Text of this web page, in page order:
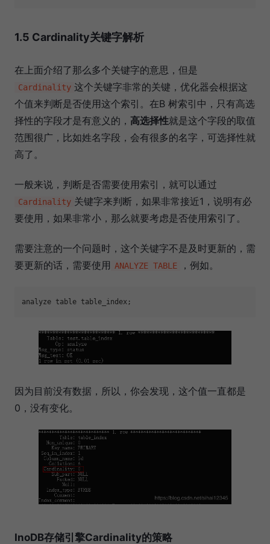
1.5 Cardinality关键字解析
在上面介绍了那么多个关键字的意思，但是
Cardinality 这个关键字非常的关键，优化器会根据这
个值来判断是否使用这个索引。在B 树索引中，只有高选
择性的字段才是有意义的， 高选择性就是这个字段的取值
范围很广，比如姓名字段，会有很多的名字，可选择性就
高了。
一般来说，判断是否需要使用索引，就可以通过
Cardinality 关键字来判断，如果非常接近1，说明有必
要使用，如果非常小，那么就要考虑是否使用索引了。
需要注意的一个问题时，这个关键字不是及时更新的，需
要更新的话，需要使用 ANALYZE TABLE ，例如。
因为目前没有数据，所以，你会发现，这个值一直都是
0，没有变化。
InoDB存储引擎Cardinality的策略